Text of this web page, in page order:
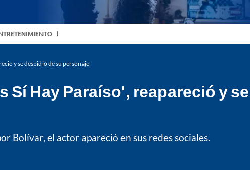
y se despidió de su personaje
Hay Paraíso', reapareció y
Bolívar, el actor apareció en sus redes sociales.